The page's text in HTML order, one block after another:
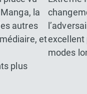
la
autres
et
plus
excellent
modes